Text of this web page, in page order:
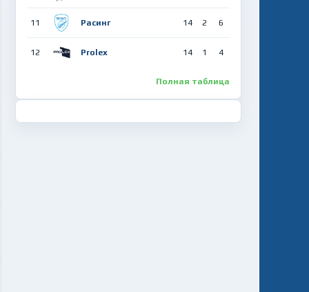
«РЦОП-БГУ» (ул. Семашко, 13)
Высшая лига АЛФ – 2026
Запад-3-VISAHOT Спартак
11 Расинг 14 2 6
12 Prolex 14 1 4
Полная таблица